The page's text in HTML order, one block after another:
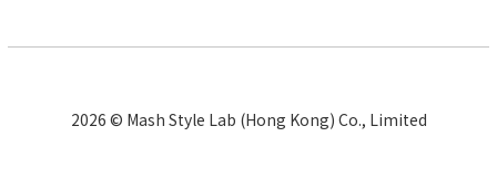
2026 © Mash Style Lab (Hong Kong) Co., Limited